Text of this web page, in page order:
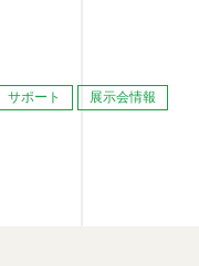
サポート 展示会情報